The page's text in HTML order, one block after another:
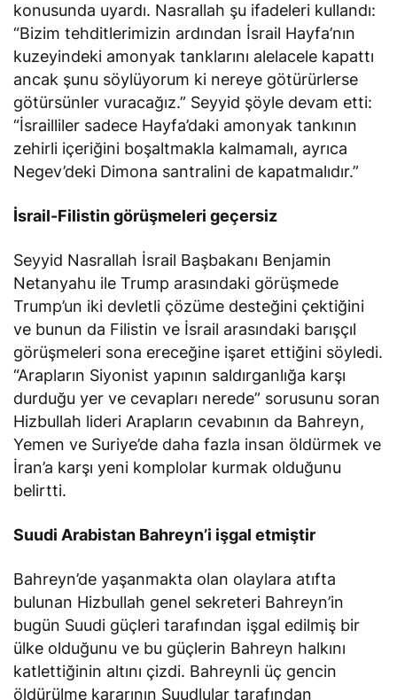
“Bizim tehditlerimizin ardından İsrail Hayfa’nın
kuzeyindeki amonyak tanklarını alelacele kapattı
ancak şunu söylüyorum ki nereye götürürlerse
götürsünler vuracağız.” Seyyid şöyle devam etti:
“İsrailliler sadece Hayfa’daki amonyak tankının
zehirli içeriğini boşaltmakla kalmamalı, ayrıca
Negev’deki Dimona santralini de kapatmalıdır.”
İsrail-Filistin görüşmeleri geçersiz
Seyyid Nasrallah İsrail Başbakanı Benjamin
Netanyahu ile Trump arasındaki görüşmede
Trump’un iki devletli çözüme desteğini çektiğini
ve bunun da Filistin ve İsrail arasındaki barışçıl
görüşmeleri sona ereceğine işaret ettiğini söyledi.
“Arapların Siyonist yapının saldırganlığa karşı
durduğu yer ve cevapları nerede” sorusunu soran
Hizbullah lideri Arapların cevabının da Bahreyn,
Yemen ve Suriye’de daha fazla insan öldürmek ve
İran’a karşı yeni komplolar kurmak olduğunu
belirtti.
Suudi Arabistan Bahreyn’i işgal etmiştir
Bahreyn’de yaşanmakta olan olaylara atıfta
bulunan Hizbullah genel sekreteri Bahreyn’in
bugün Suudi güçleri tarafından işgal edilmiş bir
ülke olduğunu ve bu güçlerin Bahreyn halkını
katlettiğinin altını çizdi. Bahreynli üç gencin
öldürülme kararının Suudlular tarafından